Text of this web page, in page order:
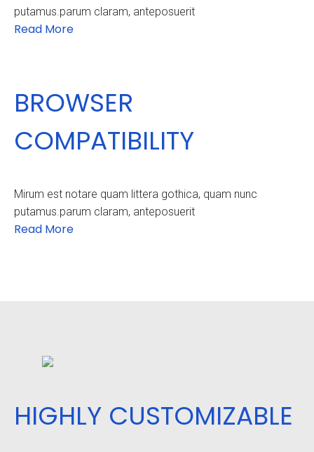
putamus.parum claram, anteposuerit
Read More
BROWSER
COMPATIBILITY
Mirum est notare quam littera gothica, quam nunc
putamus.parum claram, anteposuerit
Read More
HIGHLY CUSTOMIZABLE